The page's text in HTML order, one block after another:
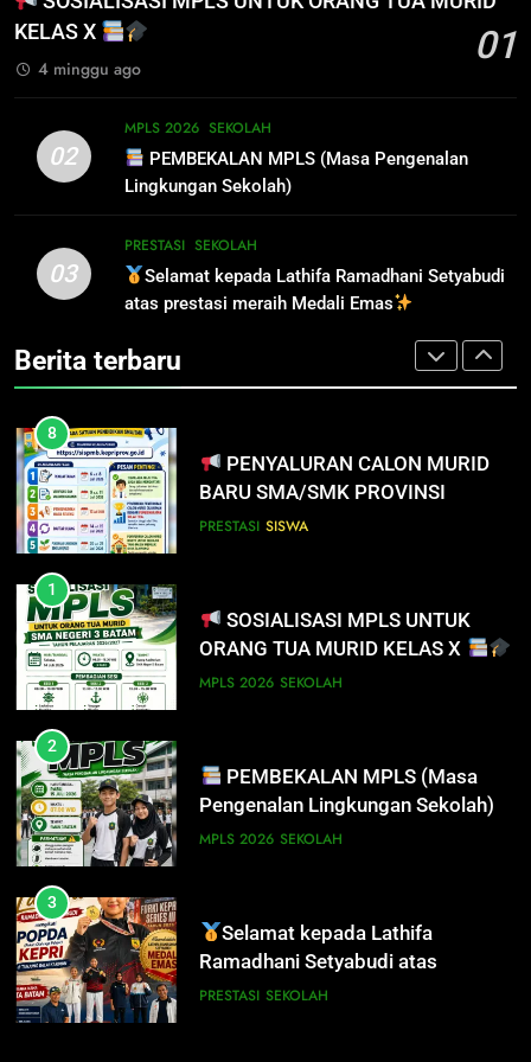
INFO PENTING UNTUK
PENDAFTAR SPMB 2026 KEPRI
PRESTASI SISWA
8
PENYALURAN CALON MURID
BARU SMA/SMK PROVINSI
KELAS X
01
4 minggu ago
02
MPLS 2026 SEKOLAH
PEMBEKALAN MPLS (Masa Pengenalan
Lingkungan Sekolah)
03
PRESTASI SEKOLAH
Selamat kepada Lathifa Ramadhani Setyabudi
atas prestasi meraih Medali Emas
Berita terbaru
INFO PENTING – JANGAN
LUPA LAPOR DIRI!
SISWA SPMB
7
INFO PENTING UNTUK
PENDAFTAR SPMB 2026 KEPRI
8
PENYALURAN CALON MURID
BARU SMA/SMK PROVINSI
KEPULAUAN RIAU 2026
PRESTASI SISWA
1
SOSIALISASI MPLS UNTUK
ORANG TUA MURID KELAS X
MPLS 2026 SEKOLAH
2
PEMBEKALAN MPLS (Masa
Pengenalan Lingkungan Sekolah)
MPLS 2026 SEKOLAH
3
Selamat kepada Lathifa
Ramadhani Setyabudi atas
prestasi meraih Medali Emas
PRESTASI SEKOLAH